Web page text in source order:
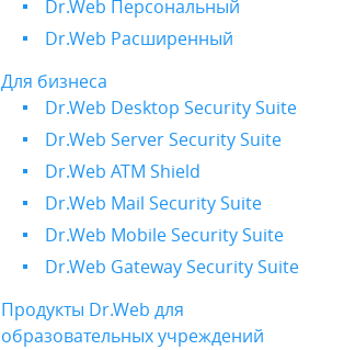
Dr.Web Персональный
Dr.Web Расширенный
Для бизнеса
Dr.Web Desktop Security Suite
Dr.Web Server Security Suite
Dr.Web ATM Shield
Dr.Web Mail Security Suite
Dr.Web Mobile Security Suite
Dr.Web Gateway Security Suite
Продукты Dr.Web для
образовательных учреждений